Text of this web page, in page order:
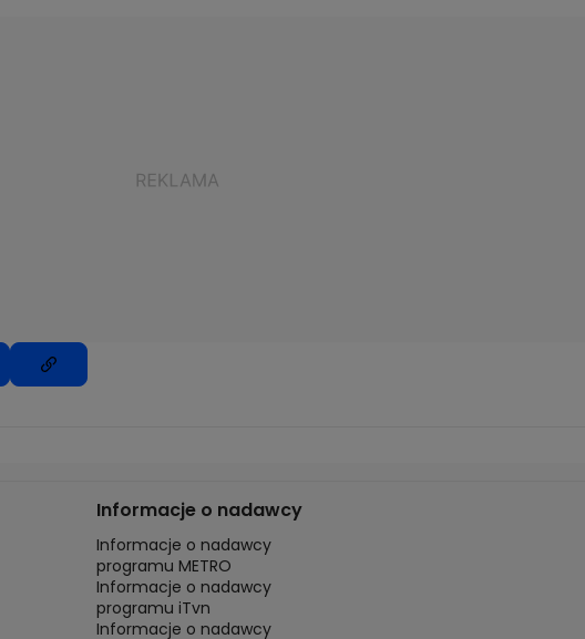
Informacje o nadawcy
Informacje o nadawcy
programu METRO
Informacje o nadawcy
programu iTvn
Informacje o nadawcy